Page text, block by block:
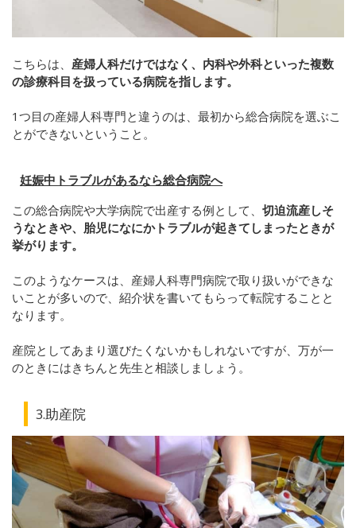
こちらは、 産婦人科だけではなく、内科や外科といった複数
の診療科目を扱っている病院を指します。
1つ目の産婦人科専門と違うのは、最初から総合病院を選ぶこ
とができないということ。
妊娠中トラブルがあるなら総合病院へ
この総合病院や大学病院で出産する例として、 切迫流産しそ
うなときや、胎児になにかトラブルが起きてしまったときが
挙がります。
このようなケースは、産婦人科専門病院で取り扱いができな
いことが多いので、紹介状を書いてもらって転院することと
なります。
産院としてあまり選びたくないかもしれないですが、万が一
のときにはきちんと先生と相談しましょう。
3.助産院